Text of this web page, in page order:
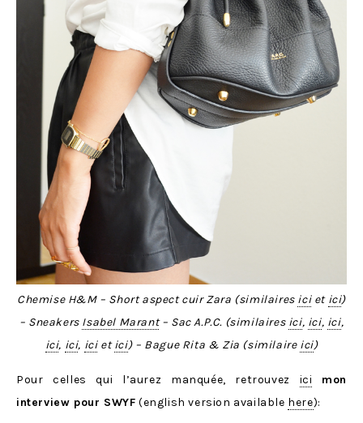
Chemise H&M – Short aspect cuir Zara (similaires iciet ici)
– Sneakers Isabel Marant– Sac A.P.C. (similaires ici, ici, ici,
ici, ici, icietici)– Bague Rita & Zia (similaire ici)
Pour celles qui l’aurez manquée, retrouvez ici
mon
interview pour SWYF (english version available here):